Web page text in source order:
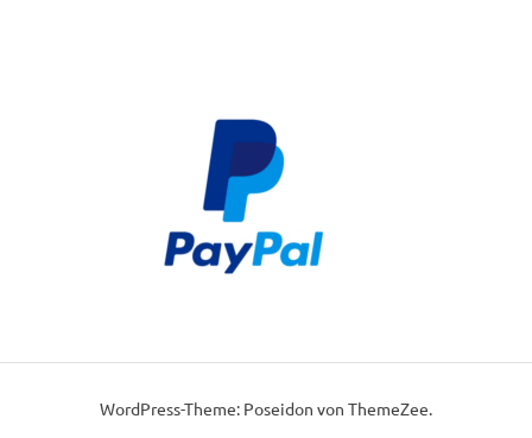
WordPress-Theme: Poseidon von ThemeZee.